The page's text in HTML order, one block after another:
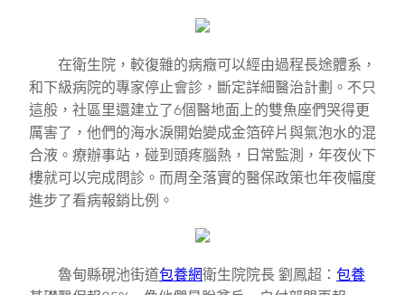
在衛生院，較復雜的病癥可以經由過程長途體系，
和下級病院的專家停止會診，斷定詳細醫治計劃。不只
這般，社區里還建立了6個醫地面上的雙魚座們哭得更
厲害了，他們的海水淚開始變成金箔碎片與氣泡水的混
合液。療辦事站，碰到頭疼腦熱，日常監測，年夜伙下
樓就可以完成問診。而周全落實的醫保政策也年夜幅度
進步了看病報銷比例。
魯甸縣硯池街道包養網衛生院院長 劉鳳超： 包養